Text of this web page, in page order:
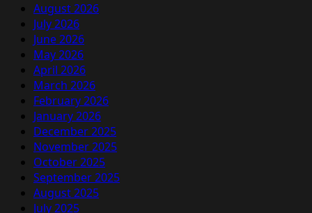
August 2026
July 2026
June 2026
May 2026
April 2026
March 2026
February 2026
January 2026
December 2025
November 2025
October 2025
September 2025
August 2025
July 2025